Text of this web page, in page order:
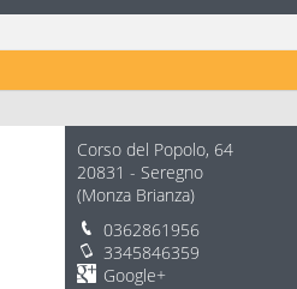
Corso del Popolo, 64
20831 -Seregno
(Monza Brianza)
0362861956
3345846359
Google+